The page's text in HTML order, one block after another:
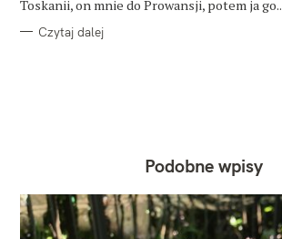
Toskanii, on mnie do Prowansji, potem ja go..
Czytaj dalej
Podobne wpisy